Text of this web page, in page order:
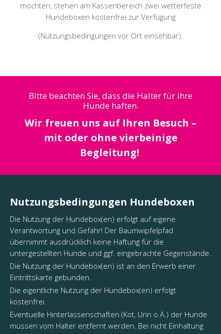
möchten, stehen am Kassenbereich zwei wetterfeste
Hundeboxen kostenfrei zur Verfügung
(Nutzungsbedingungen vor Ort einsehbar).
Bitte beachten Sie, dass die Halter für ihre
Hunde haften.
Wir freuen uns auf Ihren Besuch –
mit oder ohne vierbeinige
Begleitung!
Nutzungsbedingungen Hundeboxen
Die Nutzung der Hundebox(en) erfolgt auf eigene
Verantwortung und Gefahr! Der Baumwipfelpfad
übernimmt ausdrücklich keine Haftung für die
untergestellten Hunde und ggf. eingebrachte Gegenstände.
Die Nutzung der Hundebox(en) ist an den Erwerb einer
Eintrittskarte gebunden.
Die eigentliche Nutzung der Hundebox(en) erfolgt
kostenfrei.
Eventuelle Hinterlassenschaften (Kot, Urin o.Ä.) der Hunde
müssen vom Halter entfernt werden. Bei nicht Einhaltung